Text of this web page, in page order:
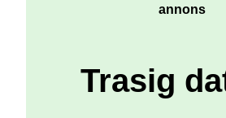
annons
Trasig